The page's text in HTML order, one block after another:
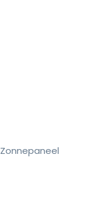
Zonnepaneel